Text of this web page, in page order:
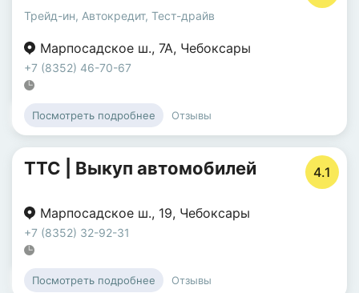
Трейд-ин, Автокредит, Тест-драйв
Марпосадское ш., 7А, Чебоксары
+7 (8352) 46-70-67
Посмотреть подробнее Отзывы
ТТС | Выкуп автомобилей 4.1
Марпосадское ш., 19, Чебоксары
+7 (8352) 32-92-31
Посмотреть подробнее Отзывы